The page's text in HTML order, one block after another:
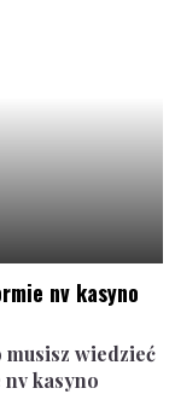
nv kasyno
musisz wiedzieć
kasyno